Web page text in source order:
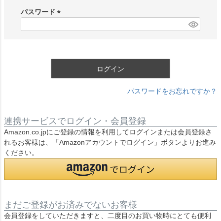
)
パスワード
ログイン
パスワードをお忘れですか？
連携サービスでログイン・会員登録
Amazon.co.jpにご登録の情報を利用してログインまたは会員登録さ
れるお客様は、「Amazonアカウントでログイン」ボタンよりお進み
ください。
まだご登録がお済みでないお客様
会員登録をしていただきますと、二度目のお買い物時にとても便利